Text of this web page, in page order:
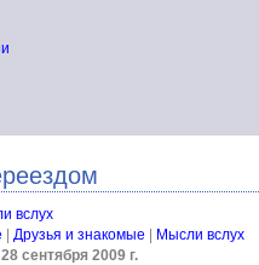
вслух
Друзья и знакомые
Мысли вслух
сентября 2009 г.